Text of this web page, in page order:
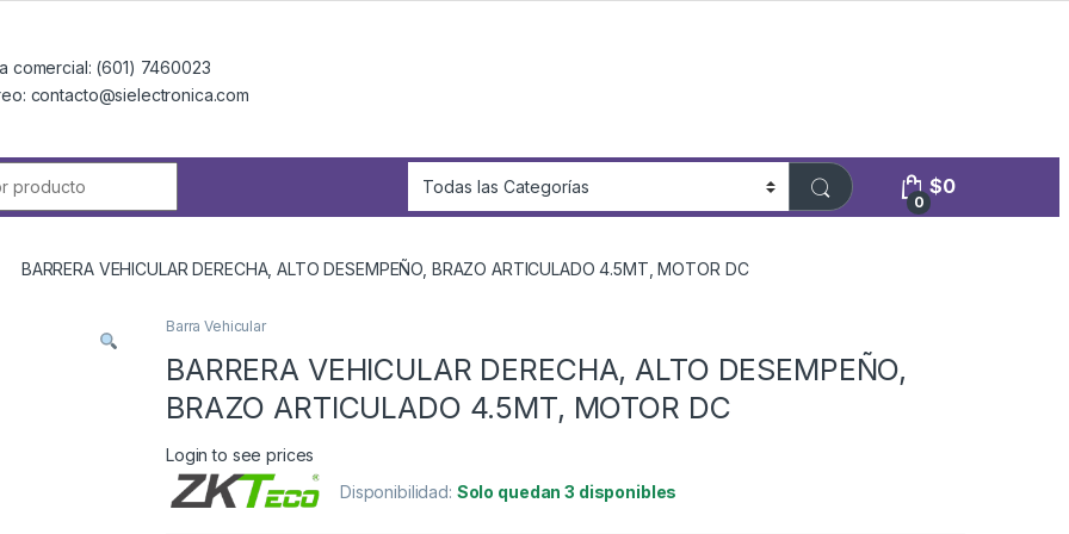
comercial: (601) 7460023
contacto@sielectronica.com
0
$0
BARRERA VEHICULAR DERECHA, ALTO DESEMPEÑO, BRAZO ARTICULADO 4.5MT, MOTOR DC
Barra Vehicular
BARRERA VEHICULAR DERECHA, ALTO DESEMPEÑO,
BRAZO ARTICULADO 4.5MT, MOTOR DC
Login to see prices
Disponibilidad: Solo quedan 3 disponibles